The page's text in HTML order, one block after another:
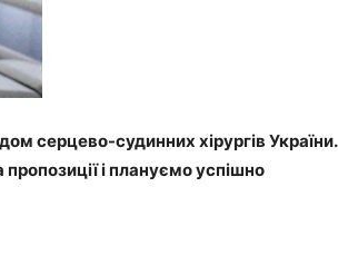
серцево-судинних хірургів України.
і плануємо успішно